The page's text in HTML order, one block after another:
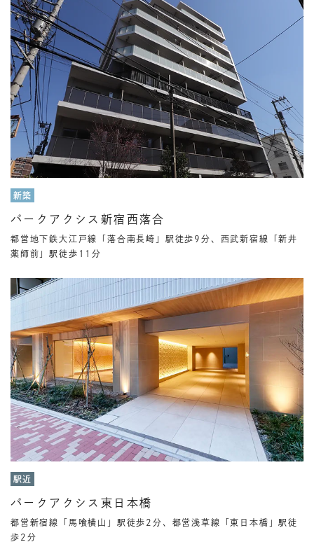
新築
パークアクシス新宿西落合
都営地下鉄大江戸線「落合南長崎」駅徒歩9分、西武新宿線「新井
薬師前」駅徒歩11分
駅近
パークアクシス東日本橋
都営新宿線「馬喰横山」駅徒歩2分、都営浅草線「東日本橋」駅徒
歩2分